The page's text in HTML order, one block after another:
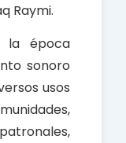
Raymi.
la época
sonoro
usos